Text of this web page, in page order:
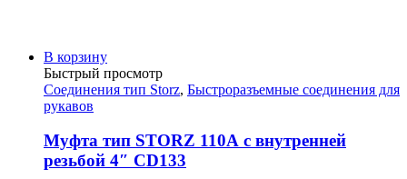
В корзину
Быстрый просмотр
Соединения тип Storz, Быстроразъемные соединения для
рукавов
Муфта тип STORZ 110А с внутренней
резьбой 4″ CD133